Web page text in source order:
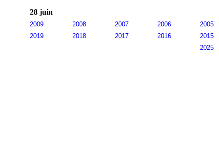
28 juin
2009 2008 2007 2006
2005
2019
2018 2017 2016
2015
2025